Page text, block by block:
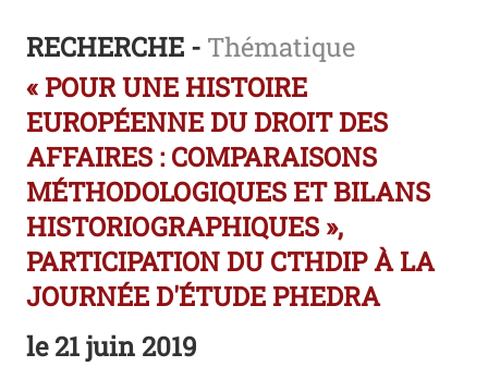
RECHERCHE - Thématique
« POUR UNE HISTOIRE
EUROPÉENNE DU DROIT DES
AFFAIRES : COMPARAISONS
MÉTHODOLOGIQUES ET BILANS
HISTORIOGRAPHIQUES »,
PARTICIPATION DU CTHDIP À LA
JOURNÉE D'ÉTUDE PHEDRA
le21 juin 2019